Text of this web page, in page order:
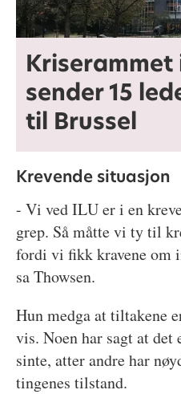
sender 15
til Brussel
Krevende situasjon
- Vi ved ILU er i en
grep. Så måtte vi ty til
fordi vi fikk kravene om
sa Thowsen.
Hun medga at tiltakene
vis. Noen har sagt at
sinte, atter andre har
tingenes tilstand.